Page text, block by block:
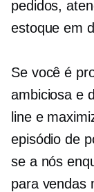
pedidos,
estoque em
Se você é
ambiciosa e
line e
episódio de
se a nós
para vendas